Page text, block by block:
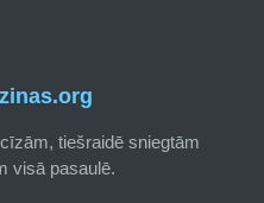
tiešraidē sniegtām
visā pasaulē.